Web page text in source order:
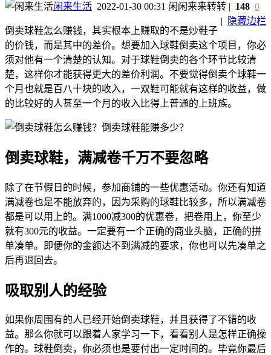
闲来生活 2022-01-30 00:31 闲闲来来转转
|
隐藏边栏
| 148 0
倒卖球鞋怎么赚钱，其实根本上赚取的不是炒鞋子
的价钱，而是其中的差价。想要加入球鞋倒卖这个项目，你必
须对他有一个清楚的认知。对于球鞋倒卖的各个环节比较清
楚，这样你才能获得更大的差价利润。不要觉得倒卖个球鞋一
个月也就是百八十块的收入，一双鞋可能就有这样的收益，做
的比较好的人甚至一个月的收入比得上普通的上班族。
倒卖球鞋，满减卷千万不要忽略
除了在节假日的时候，参加商铺的一些优惠活动。你还有知道
满减卷也是不能放弃的，因为采购的球鞋比较多，所以满减卷
都是可以用上的。满1000减300的优惠卷，把卷用上，你至少
就有300元的收益。一定要有一个正确的商业头脑，正确的拼
单凑单。即便你的金额达不到满减的要求，你也可以先凑单之
后再退回去。
吸取别人的经验
如果你周围有的人已经开始倒卖球鞋，并且获得了不错的收
益。那么你就可以跟着人家学习一下，看看别人是怎样正确操
作的。球鞋倒卖，你必须也是要付出一定时间的。毕竟你最后